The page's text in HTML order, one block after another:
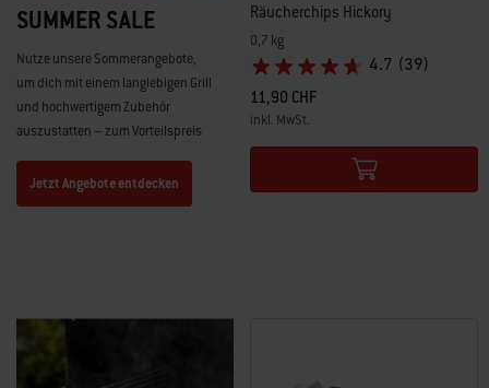
SUMMER SALE
Nutze unsere Sommerangebote,
um dich mit einem langlebigen Grill
und hochwertigem Zubehör
auszustatten – zum Vorteilspreis
Jetzt Angebote entdecken
Räucherchips Hickory
0,7 kg
4.7 (39)
11,90 CHF
inkl. MwSt.
Color Options